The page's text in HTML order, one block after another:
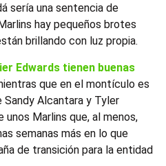
sería una sentencia de
hay pequeños brotes
brillando con luz propia.
Edwards tienen buenas
que en el montículo es
Sandy Alcantara y Tyler
Marlins que, al menos,
semanas más en lo que
de transición para la entidad